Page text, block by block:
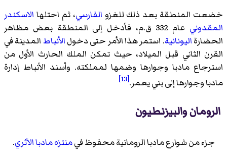
خضعت المنطقة بعد ذلك للغزو الفارسي، ثم احتلها الاسكندر
المقدوني
عام 332 ق.م، فأدخل إلى المنطقة بعض مظاهر
الحضارةاليونانية. استمر هذا الأمر حتى دخولالأنباط المدينة في
القرن الثاني قبل الميلاد، حيث تمكن الملك الحارث الأول من
استرجاع مادبا وجوارها وضمها لمملكته. وأسند الأنباط إدارة
مادبا وجوارها إلى بني يعمر.[13]
الرومان والبيزنطيون
جزء من شوارع مادبا الرومانية محفوظ فيمنتزه مادبا الأثري.